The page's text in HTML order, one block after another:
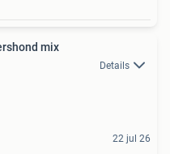
mix
Details
22 jul 26